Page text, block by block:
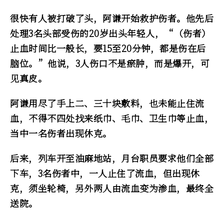
很快有人被打破了头，阿谦开始救护伤者。他先后
处理3名头部受伤的20岁出头年轻人，“（伤者）
止血时间比一般长，要15至20分钟，都是伤在后
脑位。”他说，3人伤口不是瘀肿，而是爆开，可
见真皮。
阿谦用尽了手上二、三十块敷料，也未能止住流
血，不得不四处找来纸巾、毛巾、卫生巾等止血，
当中一名伤者出现休克。
后来，列车开至油麻地站，月台职员要求他们全部
下车，3名伤者中，一人止住了流血，但出现休
克，须坐轮椅，另外两人由流血变为渗血，最终全
送院。